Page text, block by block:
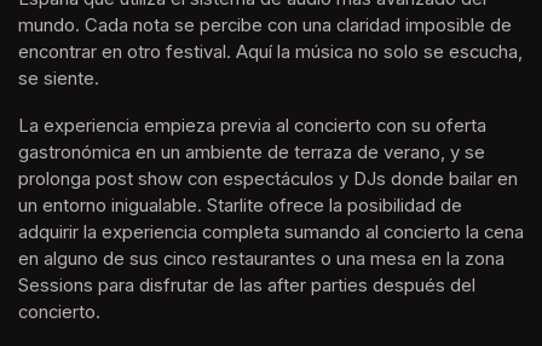
mundo. Cada nota se percibe con una claridad imposible de
encontrar en otro festival. Aquí la música no solo se escucha,
se siente.
La experiencia empieza previa al concierto con su oferta
gastronómica en un ambiente de terraza de verano, y se
prolonga post show con espectáculos y DJs donde bailar en
un entorno inigualable. Starlite ofrece la posibilidad de
adquirir la experiencia completa sumando al concierto la cena
en alguno de sus cinco restaurantes o una mesa en la zona
Sessions para disfrutar de las after parties después del
concierto.